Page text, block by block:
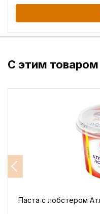
С этим
Паста с лобстером